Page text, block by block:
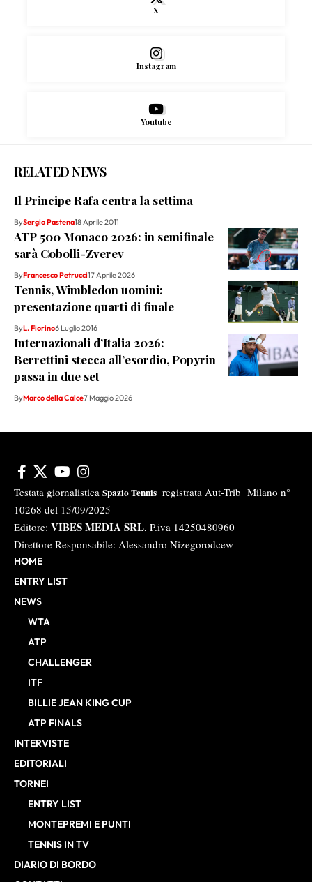
X
Instagram
Youtube
RELATED NEWS
Il Principe Rafa centra la settima
BySergio Pastena18 Aprile 2011
ATP 500 Monaco 2026: in semifinale
sarà Cobolli-Zverev
ByFrancesco Petrucci17 Aprile 2026
Tennis, Wimbledon uomini:
presentazione quarti di finale
ByL. Fiorino6 Luglio 2016
Internazionali d’Italia 2026:
Berrettini stecca all’esordio, Popyrin
passa in due set
ByMarco della Calce7 Maggio 2026
Testata giornalistica Spazio Tennis registrata Aut-Trib Milano n°
10268 del 15/09/2025
Editore: VIBES MEDIA SRL, P.iva 14250480960
Direttore Responsabile: Alessandro Nizegorodcew
HOME
ENTRY LIST
NEWS
WTA
ATP
CHALLENGER
ITF
BILLIE JEAN KING CUP
ATP FINALS
INTERVISTE
EDITORIALI
TORNEI
ENTRY LIST
MONTEPREMI E PUNTI
TENNIS IN TV
DIARIO DI BORDO